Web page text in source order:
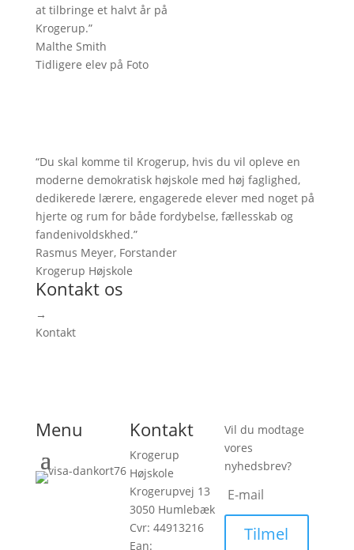
at tilbringe et halvt år på
Krogerup.”
Malthe Smith
Tidligere elev på Foto
“Du skal komme til Krogerup, hvis du vil opleve en
moderne demokratisk højskole med høj faglighed,
dedikerede lærere, engagerede elever med noget på
hjerte og rum for både fordybelse, fællesskab og
fandenivoldskhed.”
Rasmus Meyer, Forstander
Krogerup Højskole
Kontakt os
→
Kontakt
Menu Kontakt
Krogerup
Højskole
Krogerupvej 13
3050 Humlebæk
Cvr: 44913216
Ean:
Vil du modtage
vores
nyhedsbrev?
Tilmel